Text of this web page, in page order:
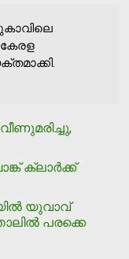
കേരള
ക്ലാര്‍ക്ക്
യുവാവ്
പരക്കെ